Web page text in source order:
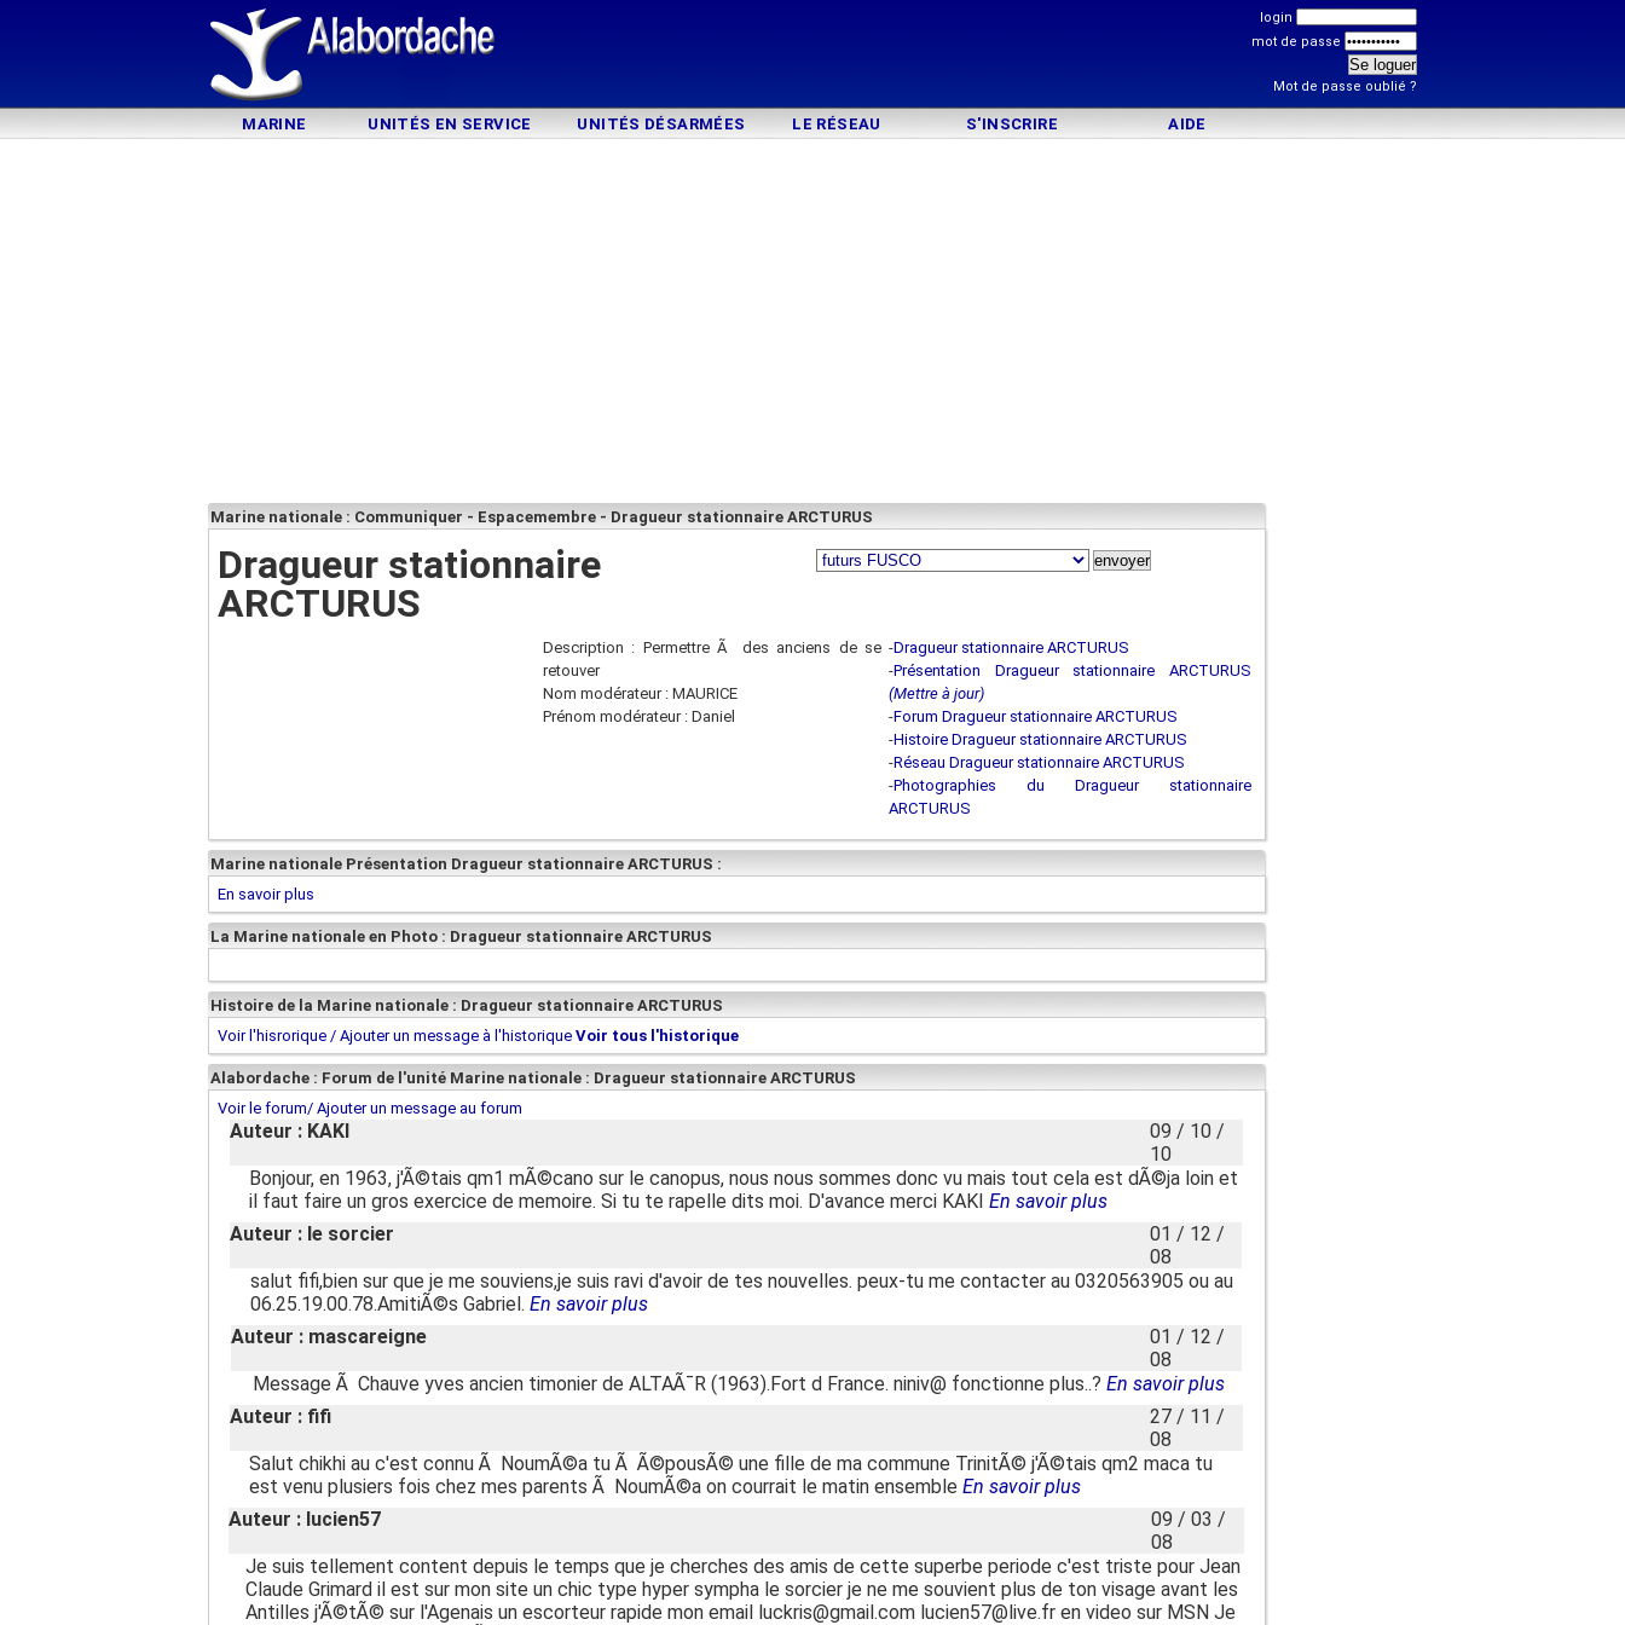
login
mot de passe
Mot de passe oublié ?
MARINE UNITÉS EN SERVICE UNITÉS DÉSARMÉES LE RÉSEAU S'INSCRIRE AIDE
Marine nationale : Communiquer - Espacemembre - Dragueur stationnaire ARCTURUS
Dragueur stationnaire
ARCTURUS
Description : Permettre Ã des anciens de se
retouver
Nom modérateur : MAURICE
Prénom modérateur : Daniel
-Dragueur stationnaire ARCTURUS
-Présentation Dragueur stationnaire ARCTURUS
(Mettre à jour)
-Forum Dragueur stationnaire ARCTURUS
-Histoire Dragueur stationnaire ARCTURUS
-Réseau Dragueur stationnaire ARCTURUS
-Photographies du Dragueur stationnaire
ARCTURUS
Marine nationale Présentation Dragueur stationnaire ARCTURUS :
En savoir plus
La Marine nationale en Photo : Dragueur stationnaire ARCTURUS
Histoire de la Marine nationale : Dragueur stationnaire ARCTURUS
Voir l'hisrorique / Ajouter un message à l'historique Voir tous l'historique
Alabordache : Forum de l'unité Marine nationale : Dragueur stationnaire ARCTURUS
Voir le forum/ Ajouter un message au forum
Auteur : KAKI
09 / 10 /
10
Bonjour, en 1963, j'Ã©tais qm1 mÃ©cano sur le canopus, nous nous sommes donc vu mais tout cela est dÃ©ja loin et
il faut faire un gros exercice de memoire. Si tu te rapelle dits moi. D'avance merci KAKI En savoir plus
Auteur : le sorcier
01 / 12 /
08
salut fifi,bien sur que je me souviens,je suis ravi d'avoir de tes nouvelles. peux-tu me contacter au 0320563905 ou au
06.25.19.00.78.AmitiÃ©s Gabriel. En savoir plus
Auteur : mascareigne
01 / 12 /
08
Message Ã Chauve yves ancien timonier de ALTAÃ¯R (1963).Fort d France. niniv@ fonctionne plus..? En savoir plus
Auteur : fifi
27 / 11 /
08
Salut chikhi au c'est connu Ã NoumÃ©a tu Ã Ã©pousÃ© une fille de ma commune TrinitÃ© j'Ã©tais qm2 maca tu
est venu plusiers fois chez mes parents Ã NoumÃ©a on courrait le matin ensemble En savoir plus
Auteur : lucien57
09 / 03 /
08
Je suis tellement content depuis le temps que je cherches des amis de cette superbe periode c'est triste pour Jean
Claude Grimard il est sur mon site un chic type hyper sympha le sorcier je ne me souvient plus de ton visage avant les
Antilles j'Ã©tÃ© sur l'Agenais un escorteur rapide mon email luckris@gmail.com lucien57@live.fr en video sur MSN Je